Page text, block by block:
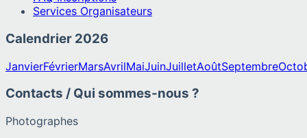
Services Organisateurs
Calendrier 2026
JanvierFévrierMarsAvrilMaiJuinJuilletAoûtSeptembre
Contacts / Qui sommes-nous ?
Photographes